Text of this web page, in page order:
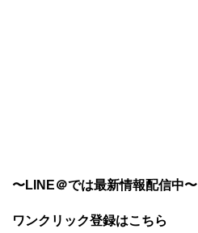
〜LINE＠では最新情報配信中〜
ワンクリック登録はこちら